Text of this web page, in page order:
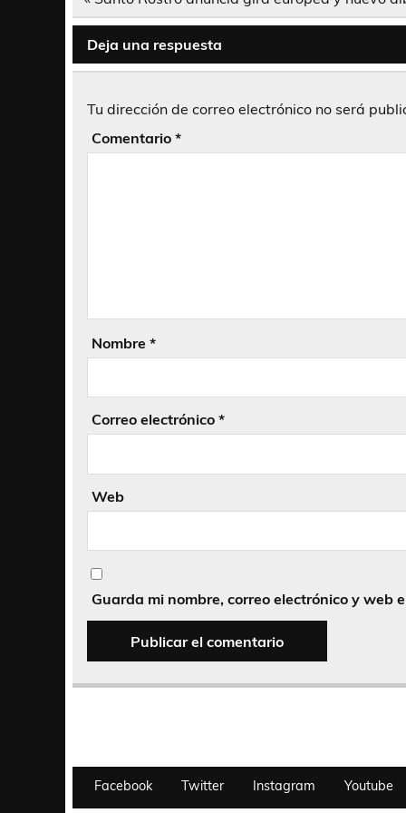
entradas
Deja una respuesta
Tu dirección de correo electrónico no será
Comentario *
Nombre *
Correo electrónico *
Web
Guarda mi nombre, correo electrónico y web
Facebook Twitter Instagram Youtube